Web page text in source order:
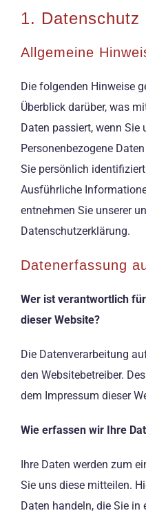
1.
Allgemeine
Die folgenden Hinweise
Überblick darüber, was
Daten passiert, wenn Sie
Personenbezogene
Sie persönlich
Ausführliche
entnehmen Sie unserer
Datenschutzerklärung.
Datenerfassung
Wer ist verantwortlich
dieser Website?
Die Datenverarbeitung
den Websitebetreiber.
dem Impressum dieser
Wie erfassen wir Ihre
Ihre Daten werden zum
Sie uns diese mitteilen.
Daten handeln, die Sie